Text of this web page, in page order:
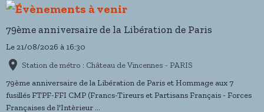
79ème anniversaire de la Libération de Paris
Le 21/08/2026 à 16:30
Station de métro : Château de Vincennes - PARIS
79ème anniversaire de la Libération de Paris et Hommage aux 7
fusillés FTPF-FFI CMP (Francs-Tireurs et Partisans Français - Forces
Françaises de l'Intèrieur ...